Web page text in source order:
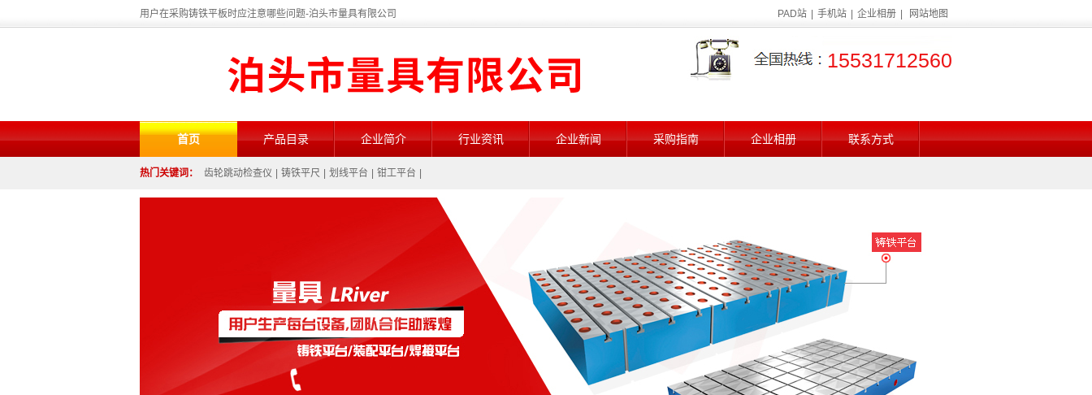
用户在采购铸铁平板时应注意哪些问题-泊头市量具有限公司 PAD站 手机站 企业相册 网站地图
15531712560
首页 产品目录 企业简介 行业资讯 企业新闻 采购指南 企业相册 联系方式
热门关键词： 齿轮跳动检查仪 铸铁平尺 划线平台 钳工平台